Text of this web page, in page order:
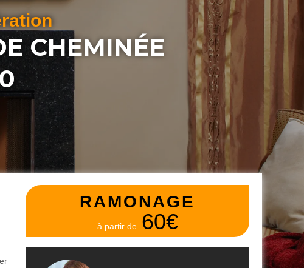
CHEMINÉE
RAMONAGE
à partir de 60€